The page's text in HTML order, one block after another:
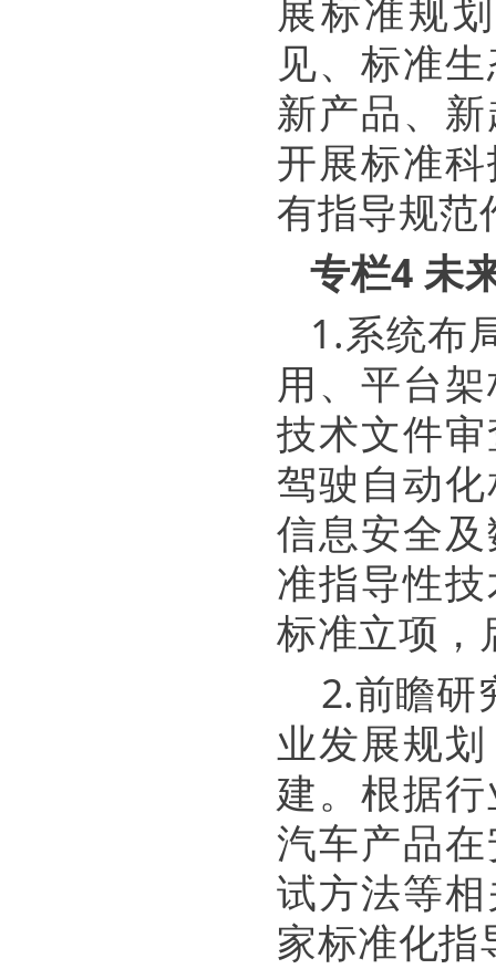
展标准规
见、标准
新产品、
开展标准
有指导规范
专栏4 未
1.系统布
用、平台
技术文件
驾驶自动
信息安全
准指导性
标准立项，
2.前瞻研
业发展规
建。根据
汽车产品
试方法等
家标准化指